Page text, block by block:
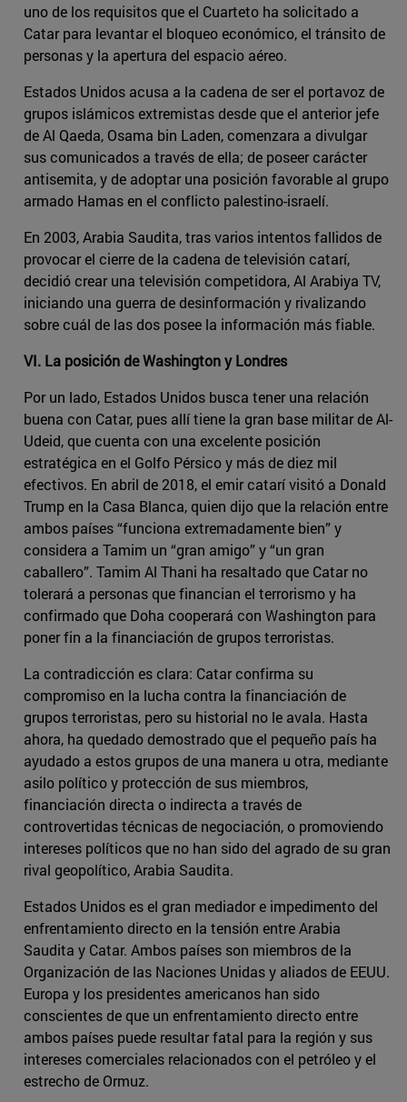
uno de los requisitos que el Cuarteto ha solicitado a
Catar para levantar el bloqueo económico, el tránsito de
personas y la apertura del espacio aéreo.
Estados Unidos acusa a la cadena de ser el portavoz de
grupos islámicos extremistas desde que el anterior jefe
de Al Qaeda, Osama bin Laden, comenzara a divulgar
sus comunicados a través de ella; de poseer carácter
antisemita, y de adoptar una posición favorable al grupo
armado Hamas en el conflicto palestino-israelí.
En 2003, Arabia Saudita, tras varios intentos fallidos de
provocar el cierre de la cadena de televisión catarí,
decidió crear una televisión competidora, Al Arabiya TV,
iniciando una guerra de desinformación y rivalizando
sobre cuál de las dos posee la información más fiable.
VI. La posición de Washington y Londres
Por un lado, Estados Unidos busca tener una relación
buena con Catar, pues allí tiene la gran base militar de Al-
Udeid, que cuenta con una excelente posición
estratégica en el Golfo Pérsico y más de diez mil
efectivos. En abril de 2018, el emir catarí visitó a Donald
Trump en la Casa Blanca, quien dijo que la relación entre
ambos países “funciona extremadamente bien” y
considera a Tamim un “gran amigo” y “un gran
caballero”. Tamim Al Thani ha resaltado que Catar no
tolerará a personas que financian el terrorismo y ha
confirmado que Doha cooperará con Washington para
poner fin a la financiación de grupos terroristas.
La contradicción es clara: Catar confirma su
compromiso en la lucha contra la financiación de
grupos terroristas, pero su historial no le avala. Hasta
ahora, ha quedado demostrado que el pequeño país ha
ayudado a estos grupos de una manera u otra, mediante
asilo político y protección de sus miembros,
financiación directa o indirecta a través de
controvertidas técnicas de negociación, o promoviendo
intereses políticos que no han sido del agrado de su gran
rival geopolítico, Arabia Saudita.
Estados Unidos es el gran mediador e impedimento del
enfrentamiento directo en la tensión entre Arabia
Saudita y Catar. Ambos países son miembros de la
Organización de las Naciones Unidas y aliados de EEUU.
Europa y los presidentes americanos han sido
conscientes de que un enfrentamiento directo entre
ambos países puede resultar fatal para la región y sus
intereses comerciales relacionados con el petróleo y el
estrecho de Ormuz.